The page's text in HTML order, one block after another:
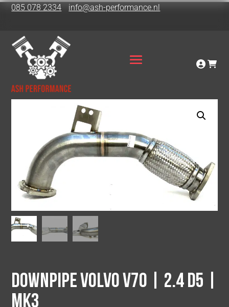
085 078 2334 info@ash-performance.nl
Downpipe Volvo V70 | 2.4 D5 |
MK3